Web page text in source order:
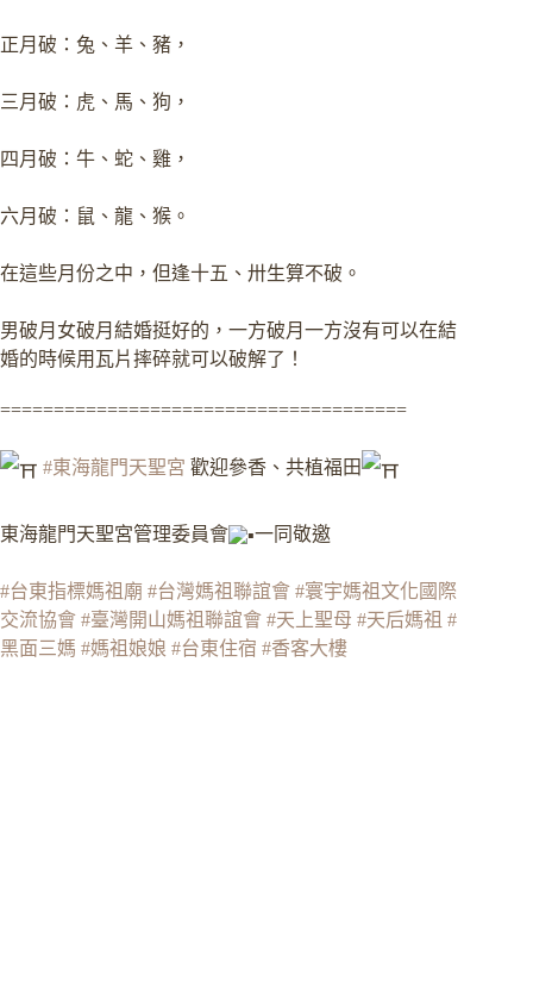
正月破：兔、羊、豬，
三月破：虎、馬、狗，
四月破：牛、蛇、雞，
六月破：鼠、龍、猴。
在這些月份之中，但逢十五、卅生算不破。
男破月女破月結婚挺好的，一方破月一方沒有可以在結
婚的時候用瓦片摔碎就可以破解了！
======================================
#東海龍門天聖宮 歡迎參香、共植福田
東海龍門天聖宮管理委員會 一同敬邀
#台東指標媽祖廟 #台灣媽祖聯誼會 #寰宇媽祖文化國際
交流協會 #臺灣開山媽祖聯誼會 #天上聖母 #天后媽祖 #
黑面三媽 #媽祖娘娘 #台東住宿 #香客大樓